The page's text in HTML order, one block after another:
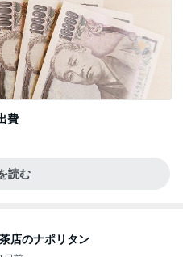
費
読む
店のナポリタン